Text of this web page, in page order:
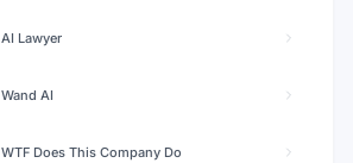
AI Lawyer
Wand AI
WTF Does This Company Do